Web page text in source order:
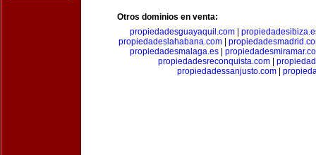
Otros dominios en venta:
propiedadesguayaquil.com
propiedadeslahabana.com|
propiedadesmalaga.es|
propiedadesreconquista.com
propiedadessanjusto.com